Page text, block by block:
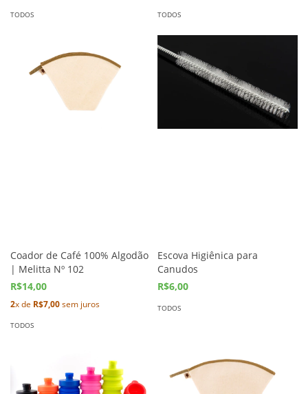
TODOS TODOS
Coador de Café 100% Algodão
| Melitta Nº 102
R$14,00
2x de R$7,00sem juros
TODOS
Escova Higiênica para
Canudos
R$6,00
TODOS